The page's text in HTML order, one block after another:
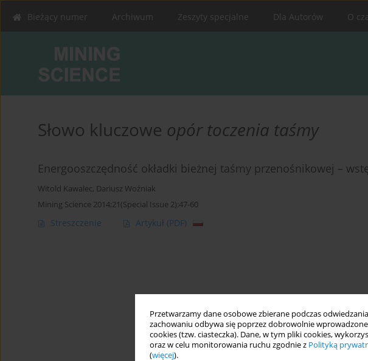
Przetwarzamy dane osobowe zbierane podczas
zachowaniu odbywa się poprzez dobrowolnie
cookies (tzw. ciasteczka). Dane, w tym pliki cookies,
oraz w celu monitorowania ruchu zgodnie z Polityką
(więcej).
Bieżący numer Archiwum Zeszyty specjalne Dla Autorów O
Słowo kluczowe opór toczenia taśmy
Energooszczędność okładki bieżnej taśmy przenośnikowej –
Witold Kawalec, Dariusz Woźniak
Mining Science 2014;21(Special Issue 2):47-60
Streszczenie Artykuł (PDF)